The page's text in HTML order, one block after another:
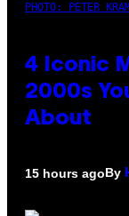
PHOTO: PETER
4 Iconic
2000s
About
15 hours agoBy